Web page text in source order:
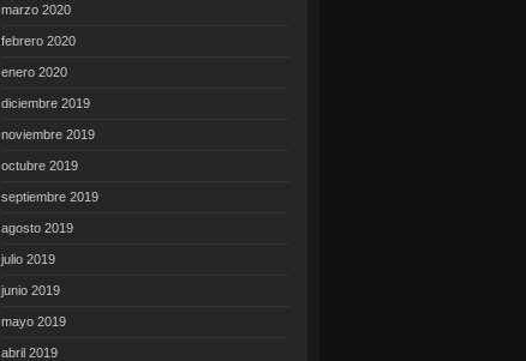
marzo 2020
febrero 2020
enero 2020
diciembre 2019
noviembre 2019
octubre 2019
septiembre 2019
agosto 2019
julio 2019
junio 2019
mayo 2019
abril 2019